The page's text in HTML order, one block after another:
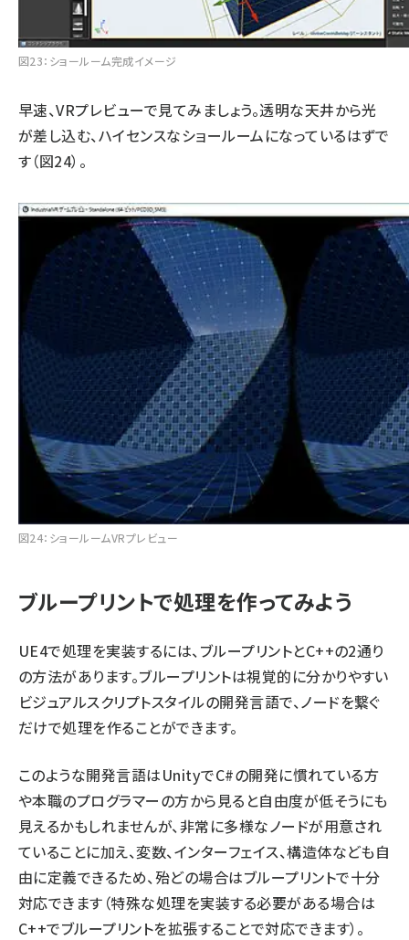
図23：ショールーム完成イメージ
早速、VRプレビューで見てみましょう。透明な天井から光
が差し込む、ハイセンスなショールームになっているはずで
す（図24）。
図24：ショールームVRプレビュー
ブループリントで処理を作ってみよう
UE4で処理を実装するには、ブループリントとC++の2通り
の方法があります。ブループリントは視覚的に分かりやすい
ビジュアルスクリプトスタイルの開発言語で、ノードを繋ぐ
だけで処理を作ることができます。
このような開発言語はUnityでC#の開発に慣れている方
や本職のプログラマーの方から見ると自由度が低そうにも
見えるかもしれませんが、非常に多様なノードが用意され
ていることに加え、変数、インターフェイス、構造体なども自
由に定義できるため、殆どの場合はブループリントで十分
対応できます（特殊な処理を実装する必要がある場合は
C++でブループリントを拡張することで対応できます）。